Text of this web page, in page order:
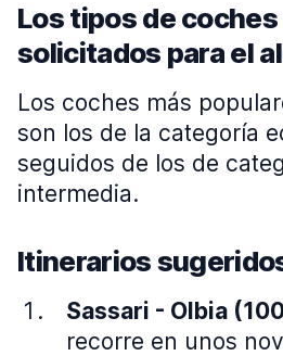
Los tipos de coches
solicitados para el
Los coches más
son los de la categoría
seguidos de los de
intermedia.
Itinerarios
Sassari - Olbia
recorre en unos